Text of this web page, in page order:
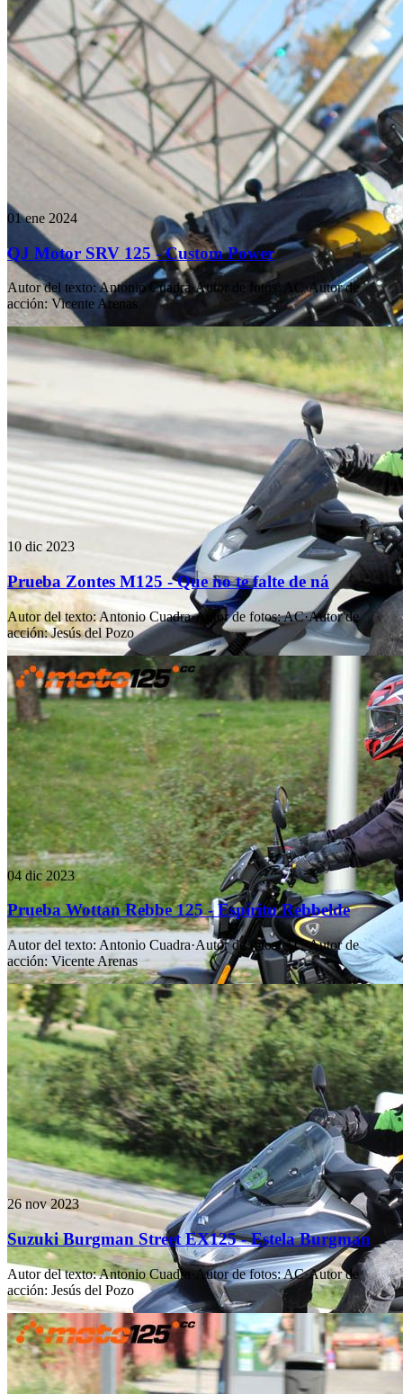
01 ene 2024
QJ Motor SRV 125 - Custom Power
Autor del texto: Antonio Cuadra·Autor de fotos AC·Autor de
acción: Vicente Arenas
10 dic 2023
Prueba Zontes M125 - Que no te falte de ná
Autor del texto: Antonio Cuadra·Autor de fotos:AC·Autor de
acción: Jesús del Pozo
04 dic 2023
Prueba Wottan Rebbe 125 - Espíritu Rebbelde
Autor del texto: Antonio Cuadra·Autor de fotos:AC·Autor de
acción: Vicente Arenas
26 nov 2023
Suzuki Burgman Street EX125 - Estela Burgman
Autor del texto:Antonio Cuadra·Autor de fotos:AC·Autor de
acción: Jesús del Pozo